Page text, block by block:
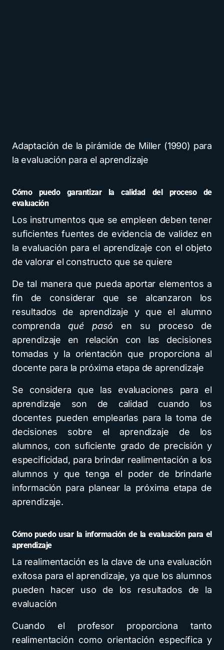
Adaptación de la pirámide de Miller (1990) para
la evaluación para el aprendizaje
Cómo puedo garantizar la calidad del proceso de
evaluación
Los instrumentos que se empleen deben tener
suficientes fuentes de evidencia de validez en
la evaluación para el aprendizaje con el objeto
de valorar el constructo que se quiere
De tal manera que pueda aportar elementos a
fin de considerar que se alcanzaron los
resultados de aprendizaje y que el alumno
comprendaqué pasó en su proceso de
aprendizaje en relación con las decisiones
tomadas y la orientación que proporciona al
docente para la próxima etapa de aprendizaje
Se considera que las evaluaciones para el
aprendizaje son de calidad cuando los
docentes pueden emplearlas para la toma de
decisiones sobre el aprendizaje de los
alumnos, con suficiente grado de precisión y
especificidad, para brindar realimentación a los
alumnos y que tenga el poder de brindarle
información para planear la próxima etapa de
aprendizaje.
Cómo puedo usar la información de la evaluación para el
aprendizaje
La realimentación es la clave de una evaluación
exitosa para el aprendizaje, ya que los alumnos
pueden hacer uso de los resultados de la
evaluación
Cuando el profesor proporciona tanto
realimentación como orientación específica y